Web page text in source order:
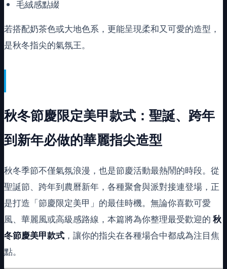
毛絨感點綴
若搭配奶茶色或大地色系，更能呈現柔和又可愛的造型，
是秋冬指尖的氣氛王。
秋冬節慶限定美甲款式：聖誕、跨年
到新年必做的華麗指尖造型
秋冬季節不僅氣氛浪漫，也是節慶活動最熱鬧的時段。從
聖誕節、跨年到農曆新年，各種聚會與派對接連登場，正
是打造「節慶限定美甲」的最佳時機。無論你喜歡可愛
風、華麗風或高級感路線，本篇將為你整理最受歡迎的 秋
冬節慶美甲款式 ，讓你的指尖在各種場合中都成為注目焦
點。